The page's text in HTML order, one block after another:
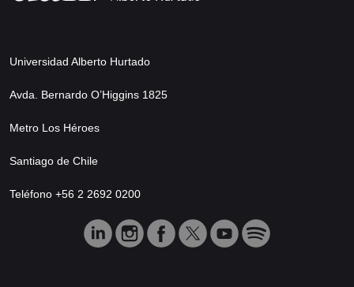
Universidad Alberto Hurtado
Avda. Bernardo O’Higgins 1825
Metro Los Héroes
Santiago de Chile
Teléfono +56 2 2692 0200